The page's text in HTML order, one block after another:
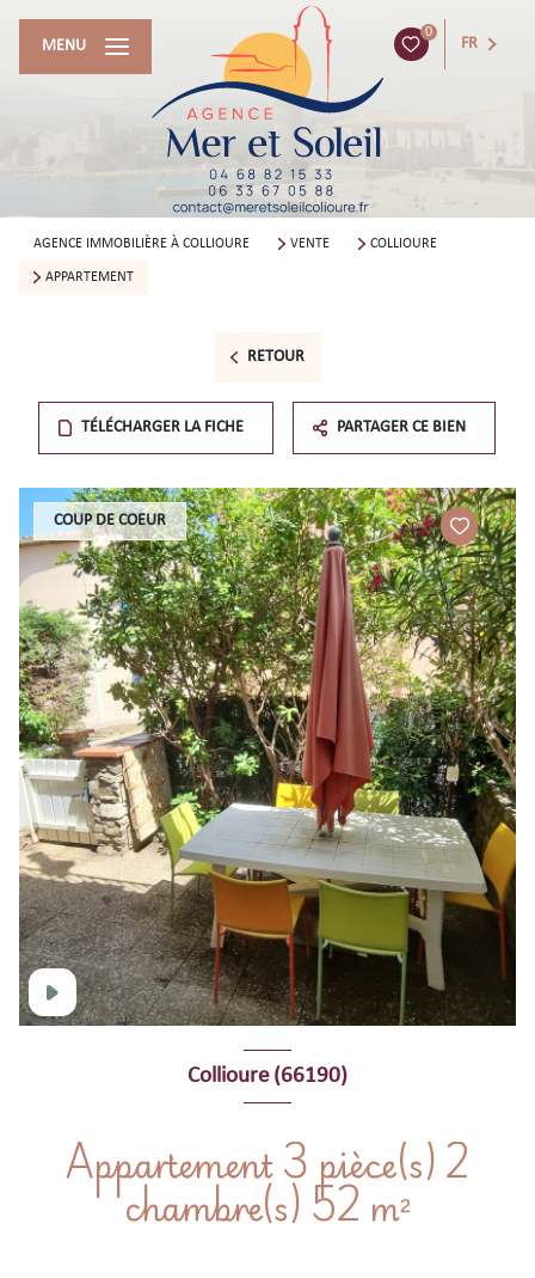
0
FR
MENU
AGENCE IMMOBILIÈRE À COLLIOURE VENTE COLLIOURE
APPARTEMENT
RETOUR
TÉLÉCHARGER LA FICHE PARTAGER CE BIEN
COUP DE COEUR
Collioure (66190)
Appartement 3 pièce(s) 2
chambre(s) 52 m²